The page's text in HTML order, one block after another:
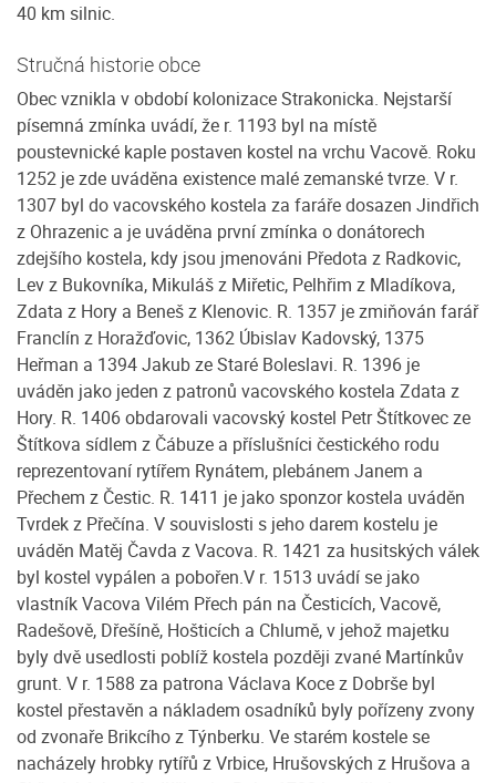
40 km silnic.
Stručná historie obce
Obec vznikla v období kolonizace Strakonicka. Nejstarší
písemná zmínka uvádí, že r. 1193 byl na místě
poustevnické kaple postaven kostel na vrchu Vacově. Roku
1252 je zde uváděna existence malé zemanské tvrze. V r.
1307 byl do vacovského kostela za faráře dosazen Jindřich
z Ohrazenic a je uváděna první zmínka o donátorech
zdejšího kostela, kdy jsou jmenováni Předota z Radkovic,
Lev z Bukovníka, Mikuláš z Miřetic, Pelhřim z Mladíkova,
Zdata z Hory a Beneš z Klenovic. R. 1357 je zmiňován farář
Franclín z Horažďovic, 1362 Úbislav Kadovský, 1375
Heřman a 1394 Jakub ze Staré Boleslavi. R. 1396 je
uváděn jako jeden z patronů vacovského kostela Zdata z
Hory. R. 1406 obdarovali vacovský kostel Petr Štítkovec ze
Štítkova sídlem z Čábuze a příslušníci čestického rodu
reprezentovaní rytířem Rynátem, plebánem Janem a
Přechem z Čestic. R. 1411 je jako sponzor kostela uváděn
Tvrdek z Přečína. V souvislosti s jeho darem kostelu je
uváděn Matěj Čavda z Vacova. R. 1421 za husitských válek
byl kostel vypálen a pobořen.V r. 1513 uvádí se jako
vlastník Vacova Vilém Přech pán na Česticích, Vacově,
Radešově, Dřešíně, Hošticích a Chlumě, v jehož majetku
byly dvě usedlosti poblíž kostela později zvané Martínkův
grunt. V r. 1588 za patrona Václava Koce z Dobrše byl
kostel přestavěn a nákladem osadníků byly pořízeny zvony
od zvonaře Brikcího z Týnberku. Ve starém kostele se
nacházely hrobky rytířů z Vrbice, Hrušovských z Hrušova a